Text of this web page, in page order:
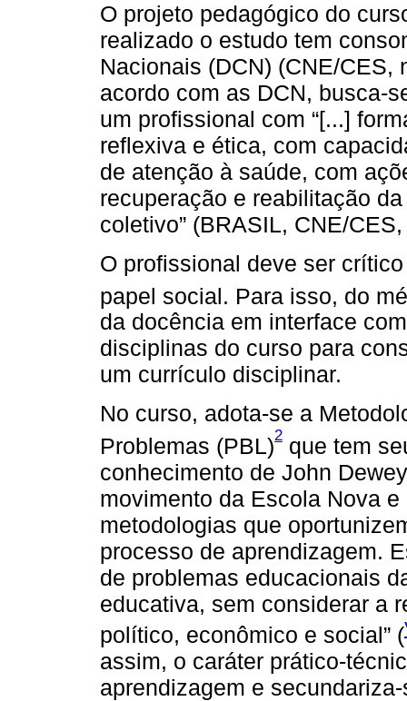
O projeto pedagógico do
realizado o estudo tem
Nacionais (DCN) (CNE/CES,
acordo com as DCN, busca-
um profissional com “[...]
reflexiva e ética, com
de atenção à saúde, com
recuperação e reabilitação
coletivo” (BRASIL, CNE/
O profissional deve ser
papel social. Para isso, do
da docência em interface
disciplinas do curso para
um currículo disciplinar.
No curso, adota-se a
Problemas (PBL)2 que tem
conhecimento de John
movimento da Escola Nova
metodologias que
processo de aprendizagem.
de problemas educacionais
educativa, sem considerar a
político, econômico e social” (
assim, o caráter prático-
aprendizagem e